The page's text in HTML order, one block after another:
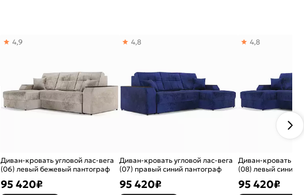
Диван-кровать угловой лас-вега
(06) левый бежевый пантограф
4,9
95 420₽
Диван-кровать угловой лас-вега
(07) правый синий пантограф
4,8
95 420₽
Диван-кровать
(08) левый синий
4,8
95 420₽